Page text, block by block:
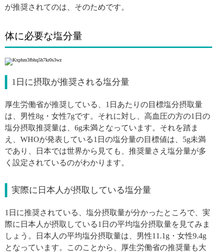
が推奨されてのは、そのためです。
体に必要な塩分量
1日に摂取が推奨される塩分量
厚生労働省が推奨している、1日あたりの目標塩分摂取量
は、男性8g・女性7gです。それに対し、高血圧の方の1日の
塩分摂取推奨量は、6g未満となっています。それを踏ま
え、WHOが発表している1日の塩分量の目標値は、5g未満
であり、日本では世界から見ても、推奨量さえ塩分量が多
く設定されているのがわかります。
実際に日本人が摂取している塩分量
1日に推奨されている、塩分摂取量が分かったところで、実
際に日本人が摂取している1日の平均塩分摂取量を見てみま
しょう。日本人の平均塩分摂取量は、男性11.1g・女性9.4g
となっています。このことから、厚生労働省の推奨量も大